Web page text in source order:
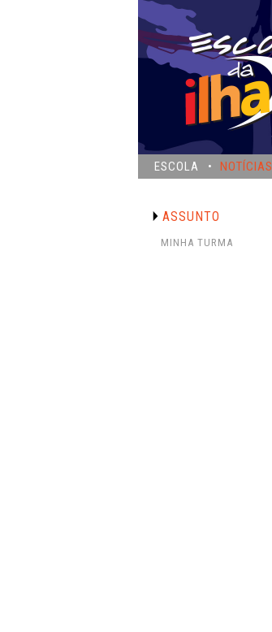
ESCOLA NOTÍCIAS
ASSUNTO
MINHA TURMA